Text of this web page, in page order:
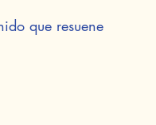
que resuene